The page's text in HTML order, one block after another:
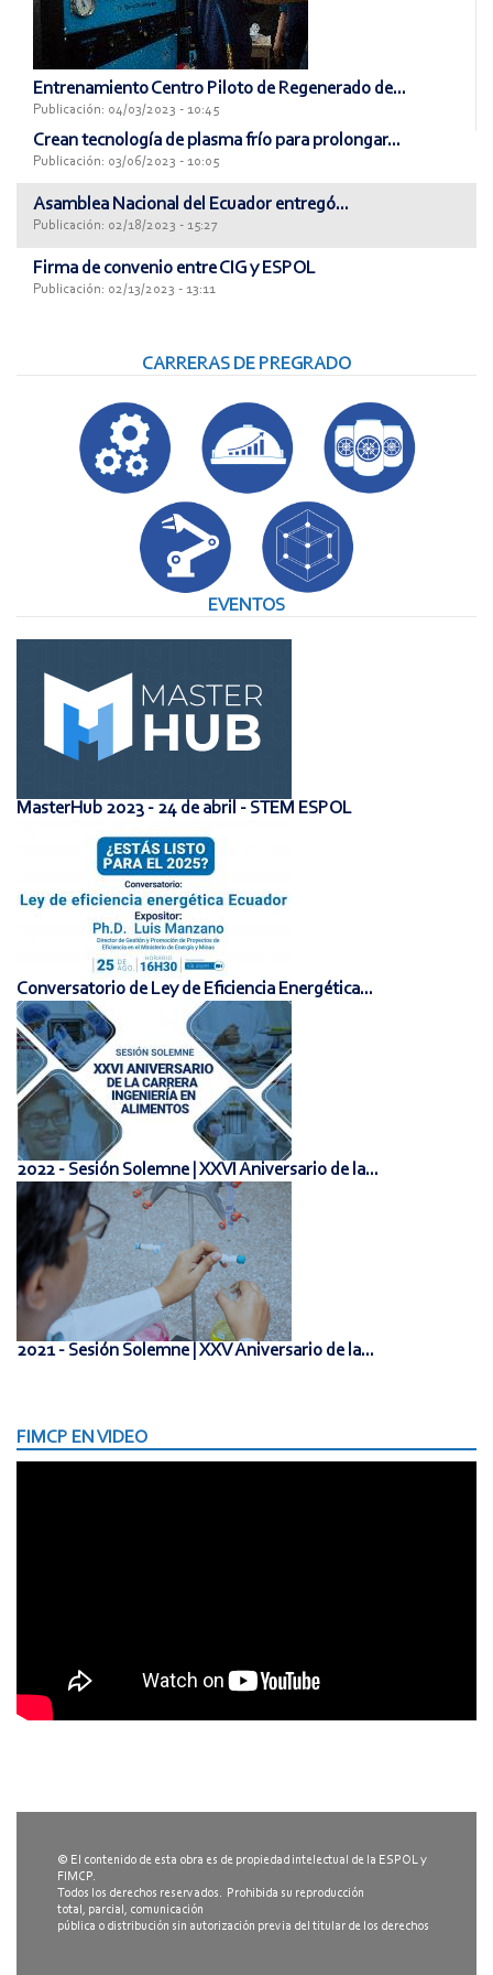
Entrenamiento Centro Piloto de Regenerado de...
Publicación: 04/03/2023 - 10:45
Crean tecnología de plasma frío para prolongar...
Publicación: 03/06/2023 - 10:05
Asamblea Nacional del Ecuador entregó...
Publicación: 02/18/2023 - 15:27
Firma de convenio entre CIG y ESPOL
Publicación: 02/13/2023 - 13:11
CARRERAS DE PREGRADO
EVENTOS
MasterHub 2023 - 24 de abril - STEM ESPOL
Conversatorio de Ley de Eficiencia Energética...
2022 - Sesión Solemne | XXVI Aniversario de la...
2021 - Sesión Solemne | XXV Aniversario de la...
FIMCP EN VIDEO
© El contenido de esta obra es de propiedad intelectual de la ESPOL y
FIMCP.
Todos los derechos reservados. Prohibida su reproducción
total, parcial, comunicación
pública o distribución sin autorización previa del titular de los derechos